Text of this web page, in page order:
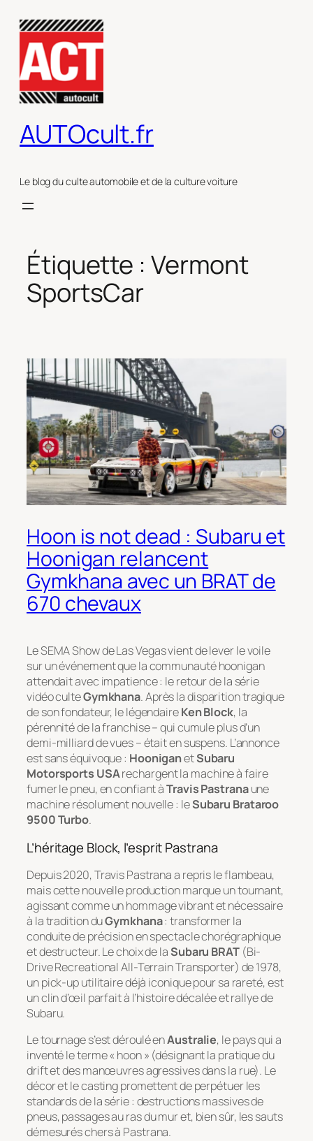
contenu
AUTOcult.fr
Le blog du culte automobile et de la culture voiture
Étiquette : Vermont
SportsCar
Hoon is not dead : Subaru et
Hoonigan relancent
Gymkhana avec un BRAT de
670 chevaux
Le SEMA Show de Las Vegas vient de lever le voile
sur un événement que la communautéhoonigan
attendait avec impatience : le retour de la série
vidéo culteGymkhana. Après la disparition tragique
de son fondateur, le légendaireKen Block, la
pérennité de la franchise – qui cumule plus d’un
demi-milliard de vues – était en suspens. L’annonce
est sans équivoque : HooniganetSubaru
Motorsports USArechargent la machine à faire
fumer le pneu, en confiant àTravis Pastranaune
machine résolument nouvelle : leSubaru Brataroo
9500 Turbo.
L’héritage Block, l’esprit Pastrana
Depuis 2020, Travis Pastrana a repris le flambeau,
mais cette nouvelle production marque un tournant,
agissant comme un hommage vibrant et nécessaire
à la tradition duGymkhana: transformer la
conduite de précision en spectacle chorégraphique
et destructeur. Le choix de laSubaru BRAT(Bi-
Drive Recreational All-Terrain Transporter) de 1978,
un pick-up utilitaire déjà iconique pour sa rareté, est
un clin d’œil parfait à l’histoire décalée et rallye de
Subaru.
Le tournage s’est déroulé enAustralie, le pays qui a
inventé le terme « hoon » (désignant la pratique du
drift et des manœuvres agressives dans la rue). Le
décor et le casting promettent de perpétuer les
standards de la série : destructions massives de
pneus, passages au ras du mur et, bien sûr, les sauts
démesurés chers à Pastrana.